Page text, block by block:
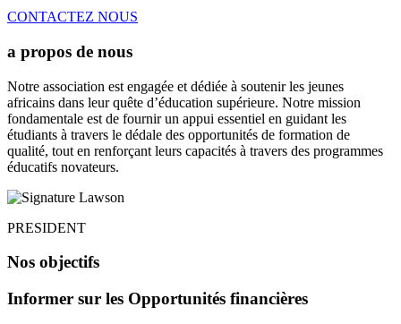
CONTACTEZ NOUS
a propos de nous
Notre association est engagée et dédiée à soutenir les jeunes
africains dans leur quête d’éducation supérieure. Notre mission
fondamentale est de fournir un appui essentiel en guidant les
étudiants à travers le dédale des opportunités de formation de
qualité, tout en renforçant leurs capacités à travers des programmes
éducatifs novateurs.
PRESIDENT
Nos objectifs
Informer sur les Opportunités financières